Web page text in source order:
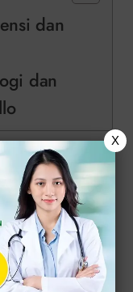
dan
dan
X